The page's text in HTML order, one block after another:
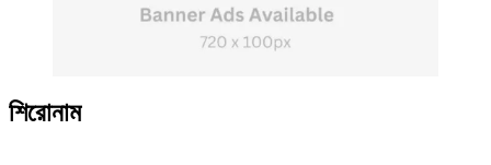
শিরোনাম